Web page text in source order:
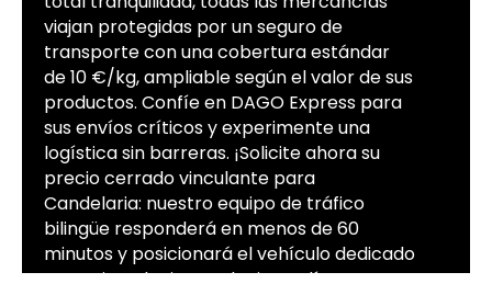
viajan protegidas por un seguro de
transporte con una cobertura estándar
de 10 €/kg, ampliable según el valor de sus
productos. Confíe en DAGO Express para
sus envíos críticos y experimente una
logística sin barreras. ¡Solicite ahora su
precio cerrado vinculante para
Candelaria: nuestro equipo de tráfico
bilingüe responderá en menos de 60
minutos y posicionará el vehículo dedicado
en sus instalaciones el mismo día.